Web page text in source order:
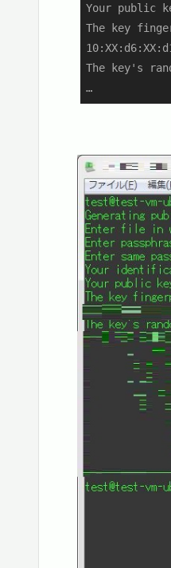
Your public
The key
The key's
…